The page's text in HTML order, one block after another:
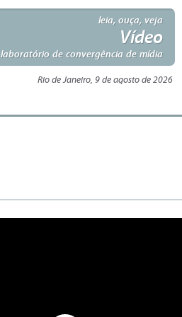
leia, ouça, veja
Vídeo
laboratório de convergência de mídia
Rio de Janeiro, 9 de agosto de 2026